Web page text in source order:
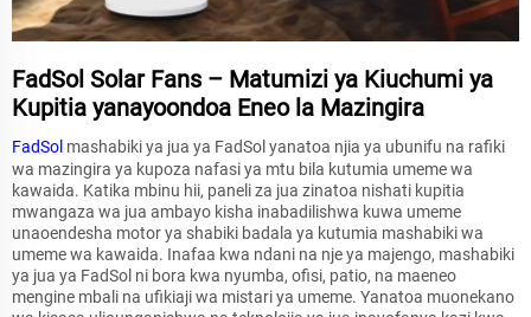
FadSol Solar Fans – Matumizi ya Kiuchumi ya
Kupitia yanayoondoa Eneo la Mazingira
FadSol mashabiki ya jua ya FadSol yanatoa njia ya ubunifu na rafiki
wa mazingira ya kupoza nafasi ya mtu bila kutumia umeme wa
kawaida. Katika mbinu hii, paneli za jua zinatoa nishati kupitia
mwangaza wa jua ambayo kisha inabadilishwa kuwa umeme
unaoendesha motor ya shabiki badala ya kutumia mashabiki wa
umeme wa kawaida. Inafaa kwa ndani na nje ya majengo, mashabiki
ya jua ya FadSol ni bora kwa nyumba, ofisi, patio, na maeneo
mengine mbali na ufikiaji wa mistari ya umeme. Yanatoa muonekano